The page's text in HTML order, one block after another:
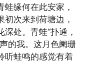
缘何在此安家，
次来到荷塘边，
处。青蛙“扑通，
的我。这月色阑珊
听蛙鸣的感觉有着